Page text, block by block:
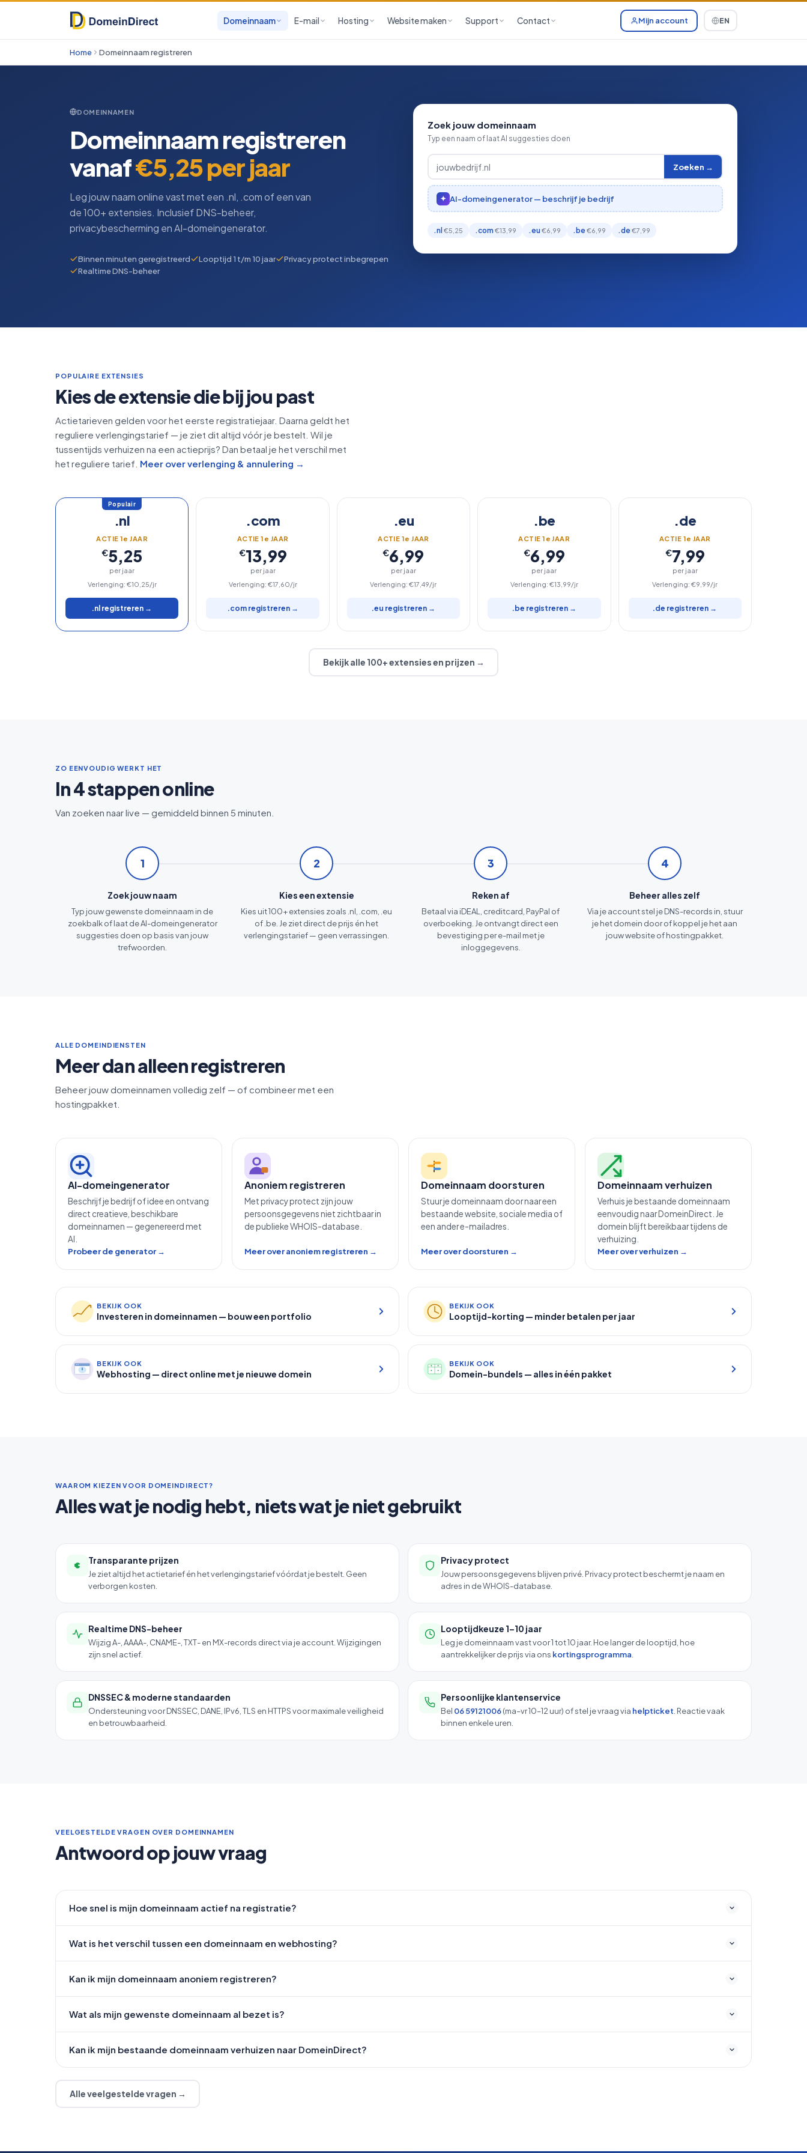
Domeinnaam E-mail Hosting Website maken Support Contact Mijn account EN
Home Domeinnaam registreren
DOMEINNAMEN
Domeinnaam registreren
vanaf€5,25 per jaar
Leg jouw naam online vast met een .nl, .com of een van
de 100+ extensies. Inclusief DNS-beheer,
privacybescherming en AI-domeingenerator.
Binnen minuten geregistreerd Looptijd 1 t/m 10 jaar
Privacy protect inbegrepen
Realtime DNS-beheer
Zoek jouw domeinnaam
Typ een naam of laat AI suggesties doen
Zoeken →
✦ AI-domeingenerator — beschrijf je bedrijf
.nl €5,25 .com€13,99 .eu€6,99 .be€6,99 .de€7,99
POPULAIRE EXTENSIES
Kies de extensie die bij jou past
Actietarieven gelden voor het eerste registratiejaar. Daarna geldt het
reguliere verlengingstarief — je ziet dit altijd vóór je bestelt. Wil je
tussentijds verhuizen na een actieprijs? Dan betaal je het verschil met
het reguliere tarief. Meer over verlenging & annulering →
.nl
ACTIE 1e JAAR
€5,25
per jaar
Verlenging: €10,25/jr
.nl registreren →
.com
ACTIE 1e JAAR
€13,99
per jaar
Verlenging: €17,60/jr
.com registreren →
.eu
ACTIE 1e JAAR
€6,99
per jaar
Verlenging: €17,49/jr
.eu registreren →
.be
ACTIE 1e JAAR
€6,99
per jaar
Verlenging: €13,99/jr
.be registreren →
.de
ACTIE 1e JAAR
€7,99
per jaar
Verlenging: €9,99/jr
.de registreren →
Bekijk alle 100+ extensies en prijzen →
ZO EENVOUDIG WERKT HET
In 4 stappen online
Van zoeken naar live — gemiddeld binnen 5 minuten.
1
Zoek jouw naam
Typ jouw gewenste domeinnaam in de
zoekbalk of laat de AI-domeingenerator
suggesties doen op basis van jouw
trefwoorden.
2
Kies een extensie
Kies uit 100+ extensies zoals .nl, .com, .eu
of .be. Je ziet direct de prijs én het
verlengingstarief — geen verrassingen.
3
Reken af
Betaal via iDEAL, creditcard, PayPal of
overboeking. Je ontvangt direct een
bevestiging per e-mail met je
inloggegevens.
4
Beheer alles zelf
Via je account stel je DNS-records in, stuur
je het domein door of koppel je het aan
jouw website of hostingpakket.
ALLE DOMEINDIENSTEN
Meer dan alleen registreren
Beheer jouw domeinnamen volledig zelf — of combineer met een
hostingpakket.
AI-domeingenerator
Beschrijf je bedrijf of idee en ontvang
direct creatieve, beschikbare
domeinnamen — gegenereerd met
AI.
Probeer de generator →
Anoniem registreren
Met privacy protect zijn jouw
persoonsgegevens niet zichtbaar in
de publieke WHOIS-database.
Meer over anoniem registreren →
Domeinnaam doorsturen
Stuur je domeinnaam door naar een
bestaande website, sociale media of
een ander e-mailadres.
Meer over doorsturen →
Domeinnaam verhuizen
Verhuis je bestaande domeinnaam
eenvoudig naar DomeinDirect. Je
domein blijft bereikbaar tijdens de
verhuizing.
Meer over verhuizen →
BEKIJK OOK
Investeren in domeinnamen — bouw een portfolio
BEKIJK OOK
Looptijd-korting — minder betalen per jaar
BEKIJK OOK
Webhosting — direct online met je nieuwe domein
BEKIJK OOK
Domein-bundels — alles in één pakket
WAAROM KIEZEN VOOR DOMEINDIRECT?
Alles wat je nodig hebt, niets wat je niet gebruikt
€ Transparante prijzen
Je ziet altijd het actietarief én het verlengingstarief vóórdat je bestelt. Geen
verborgen kosten.
Privacy protect
Jouw persoonsgegevens blijven privé. Privacy protect beschermt je naam en
adres in de WHOIS-database.
Realtime DNS-beheer
Wijzig A-, AAAA-, CNAME-, TXT- en MX-records direct via je account. Wijzigingen
zijn snel actief.
Looptijdkeuze 1–10 jaar
Leg je domeinnaam vast voor 1 tot 10 jaar. Hoe langer de looptijd, hoe
aantrekkelijker de prijs via ons kortingsprogramma
DNSSEC & moderne standaarden
Ondersteuning voor DNSSEC, DANE, IPv6, TLS en HTTPS voor maximale veiligheid
en betrouwbaarheid.
Persoonlijke klantenservice
Bel 06 59121006(ma–vr 10–12 uur) of stel je vraag via helpticket . Reactie vaak
binnen enkele uren.
VEELGESTELDE VRAGEN OVER DOMEINNAMEN
Antwoord op jouw vraag
Hoe snel is mijn domeinnaam actief na registratie?
Wat is het verschil tussen een domeinnaam en webhosting?
Kan ik mijn domeinnaam anoniem registreren?
Wat als mijn gewenste domeinnaam al bezet is?
Kan ik mijn bestaande domeinnaam verhuizen naar DomeinDirect?
Alle veelgestelde vragen →